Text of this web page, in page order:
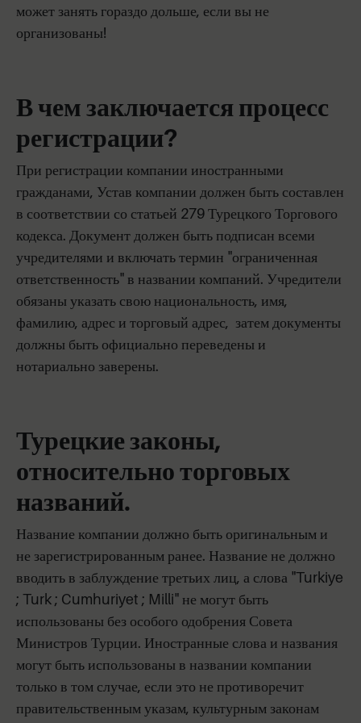
может занять гораздо дольше, если вы не
организованы!
В чем заключается процесс
регистрации?
При регистрации компании иностранными
гражданами, Устав компании должен быть составлен
в соответствии со статьей 279 Турецкого Торгового
кодекса. Документ должен быть подписан всеми
учредителями и включать термин "ограниченная
ответственность" в названии компаний. Учредители
обязаны указать свою национальность, имя,
фамилию, адрес и торговый адрес, затем документы
должны быть официально переведены и
нотариально заверены.
Турецкие законы,
относительно торговых
названий.
Название компании должно быть оригинальным и
не зарегистрированным ранее. Название не должно
вводить в заблуждение третьих лиц, а слова "Turkiye
; Turk ; Cumhuriyet ; Milli" не могут быть
использованы без особого одобрения Совета
Министров Турции. Иностранные слова и названия
могут быть использованы в названии компании
только в том случае, если это не противоречит
правительственным указам, культурным законам